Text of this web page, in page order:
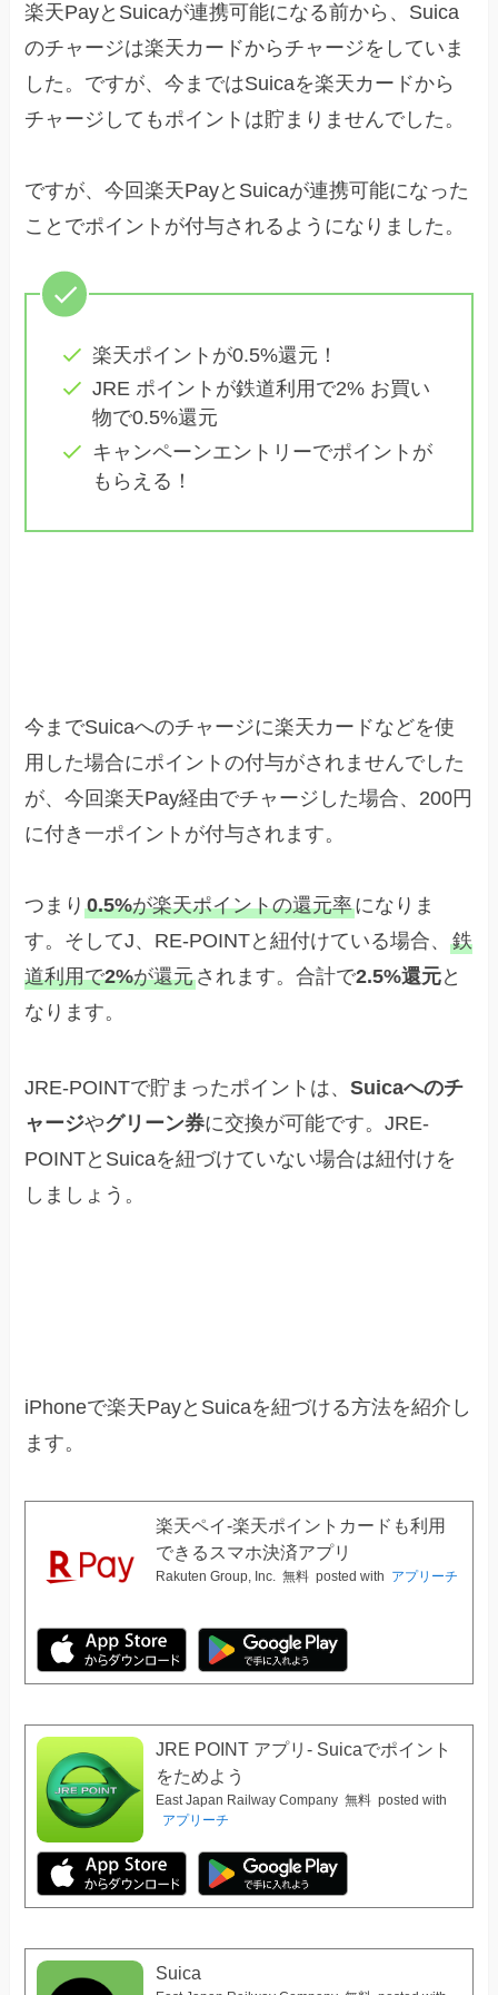
楽天PayとSuicaが連携可能になる前から、Suica
のチャージは楽天カードからチャージをしていま
した。ですが、今まではSuicaを楽天カードから
チャージしてもポイントは貯まりませんでした。
ですが、今回楽天PayとSuicaが連携可能になった
ことでポイントが付与されるようになりました。
楽天ポイントが0.5%還元！
JRE ポイントが鉄道利用で2% お買い
物で0.5%還元
キャンペーンエントリーでポイントが
もらえる！
今までSuicaへのチャージに楽天カードなどを使
用した場合にポイントの付与がされませんでした
が、今回楽天Pay経由でチャージした場合、200円
に付き一ポイントが付与されます。
つまり0.5%が楽天ポイントの還元率になりま
す。そしてJ、RE-POINTと紐付けている場合、鉄
道利用で2%が還元されます。合計で2.5%還元と
なります。
JRE-POINTで貯まったポイントは、Suicaへのチ
ャージやグリーン券に交換が可能です。JRE-
POINTとSuicaを紐づけていない場合は紐付けを
しましょう。
iPhoneで楽天PayとSuicaを紐づける方法を紹介し
ます。
楽天ペイ-楽天ポイントカードも利用
できるスマホ決済アプリ
Rakuten Group, Inc. 無料 posted with アプリーチ
JRE POINT アプリ- Suicaでポイント
をためよう
East Japan Railway Company 無料 posted with
アプリーチ
Suica